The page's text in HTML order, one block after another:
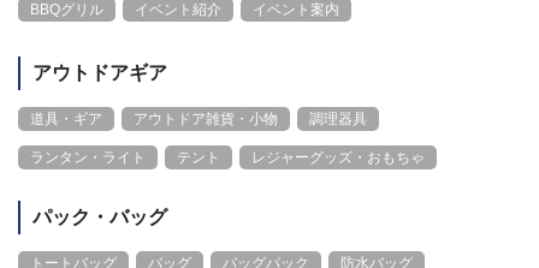
BBQグリル イベント紹介 イベント案内
アウトドアギア
道具・ギア アウトドア雑貨・小物 調理器具
ランタン・ライト テント レジャーグッズ・おもちゃ
パック・バッグ
トートバッグ バッグ バッグパック 防水バッグ